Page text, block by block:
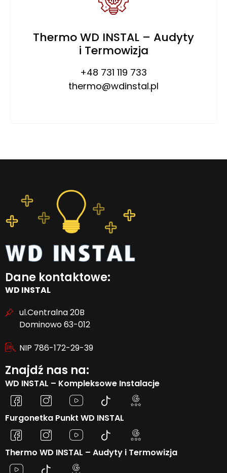
Thermo WD INSTAL – Audyty
i Termowizja
+48 731 119 733
thermo@wdinstal.pl
Dane kontaktowe:
WD INSTAL
ul.Centralna 20B
Dominowo 63-012
NIP 786-172-29-39
Znajdź nas na:
WD INSTAL – Kompleksowe Instalacje
Furgonetka Punkt WD INSTAL
Thermo WD INSTAL – Audyty i Termowizja